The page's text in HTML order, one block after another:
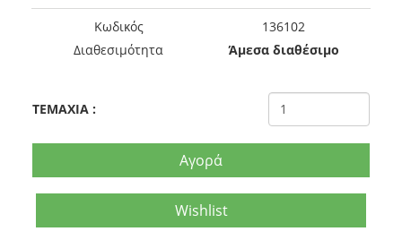
Kωδικός
136102
Διαθεσιμότητα
Άμεσα διαθέσιμο
TEMAXIA :
Αγορά
Wishlist